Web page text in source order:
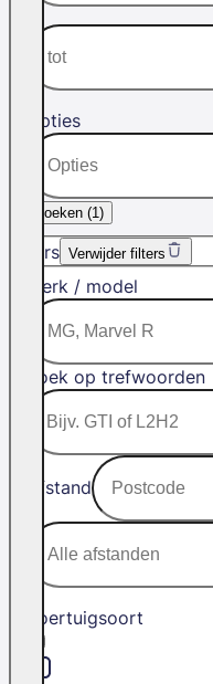
Opties
Zoeken (1)
Filters Verwijder filters
Merk / model
Zoek op trefwoorden
Afstand
Voertuigsoort